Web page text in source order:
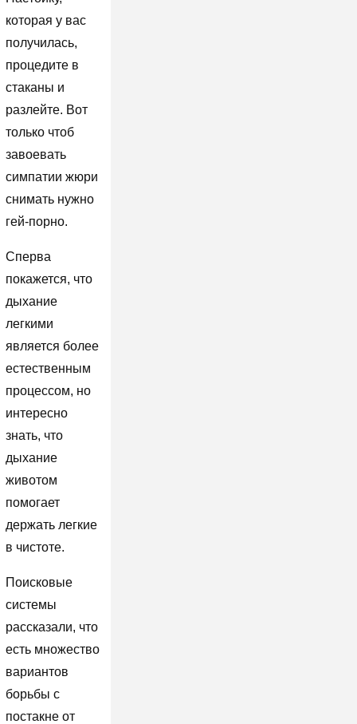
которая у вас
получилась,
процедите в
стаканы и
разлейте. Вот
только чтоб
завоевать
симпатии жюри
снимать нужно
гей-порно.
Сперва
покажется, что
дыхание
легкими
является более
естественным
процессом, но
интересно
знать, что
дыхание
животом
помогает
держать легкие
в чистоте.
Поисковые
системы
рассказали, что
есть множество
вариантов
борьбы с
постакне от